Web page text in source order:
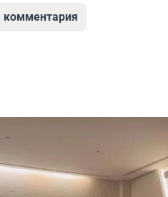
комментария